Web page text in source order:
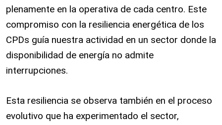
plenamente en la operativa de cada centro. Este
compromiso con la resiliencia energética de los
CPDs guía nuestra actividad en un sector donde la
disponibilidad de energía no admite
interrupciones.
Esta resiliencia se observa también en el proceso
evolutivo que ha experimentado el sector,